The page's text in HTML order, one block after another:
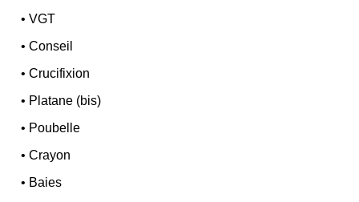
•VGT
•Conseil
•Crucifixion
• Platane (bis)
• Poubelle
•Crayon
• Baies